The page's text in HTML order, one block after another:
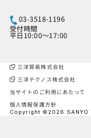
03-3518-1196
受付時間
平日10:00～17:00
三洋貿易株式会社
三洋テクノス株式会社
当サイトのご利用にあたって
個人情報保護方針
Copyright ©2026 SANYO